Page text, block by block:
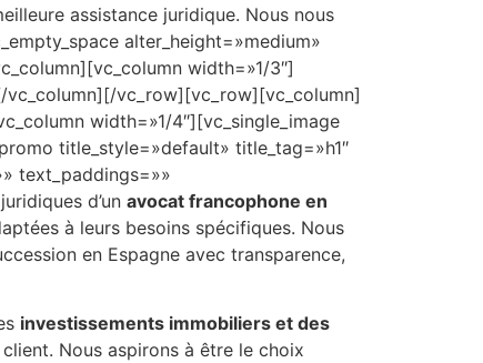
assistance juridique. Nous nous
alter_height=»medium»
width=»1/3″]
vc_column][/vc_row][vc_row][vc_column]
width=»1/4″][vc_single_image
title_style=»default» title_tag=»h1″
text_paddings=»»
d’un avocat francophone en
à leurs besoins spécifiques. Nous
en Espagne avec transparence,
investissements immobiliers et des
Nous aspirons à être le choix